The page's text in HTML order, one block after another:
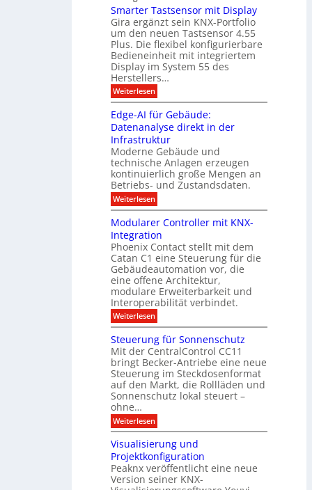
c
h
n
o
l
o
g
e
s
k
e
n
n
u
n
g
m
i
t
A
n
s
a
g
r
a
u
c
h
m
e
l
d
e
r
n
n
e
t
n
e
u
e
s
A
u
s
b
i
l
d
u
n
g
s
z
e
n
t
r
u
m
e
r
h
e
i
t
s
e
x
p
o
M
ü
n
c
h
e
n
2
0
2
6
g
e
h
t
e
r
f
o
l
g
r
e
i
c
h
z
u
E
n
e
Smarter Tastsensor mit Display
Gira ergänzt sein KNX-Portfolio
um den neuen Tastsensor 4.55
Plus. Die flexibel konfigurierbare
Bedieneinheit mit integriertem
Display im System 55 des
Herstellers…
Weiterlesen:
S
m
a
r
t
e
r
T
a
s
t
s
n
s
o
r
m
i
t
D
i
s
p
a
y
Edge-AI für Gebäude:
Datenanalyse direkt in der
Infrastruktur
Moderne Gebäude und
technische Anlagen erzeugen
kontinuierlich große Mengen an
Betriebs- und Zustandsdaten.
Weiterlesen:
E
g
e
-
A
I
f
ü
r
G
e
b
u
d
e
:
D
a
t
e
n
a
n
l
y
s
Modularer Controller mit KNX-
Integration
Phoenix Contact stellt mit dem
Catan C1 eine Steuerung für die
Gebäudeautomation vor, die
eine offene Architektur,
modulare Erweiterbarkeit und
Interoperabilität verbindet.
Weiterlesen:
M
d
u
l
a
r
e
r
C
o
n
t
o
l
l
Steuerung für Sonnenschutz
Mit der CentralControl CC11
bringt Becker-Antriebe eine neue
Steuerung im Steckdosenformat
auf den Markt, die Rollläden und
Sonnenschutz lokal steuert –
ohne…
Weiterlesen:
S
e
u
e
r
Visualisierung und
Projektkonfiguration
Peaknx veröffentlicht eine neue
Version seiner KNX-